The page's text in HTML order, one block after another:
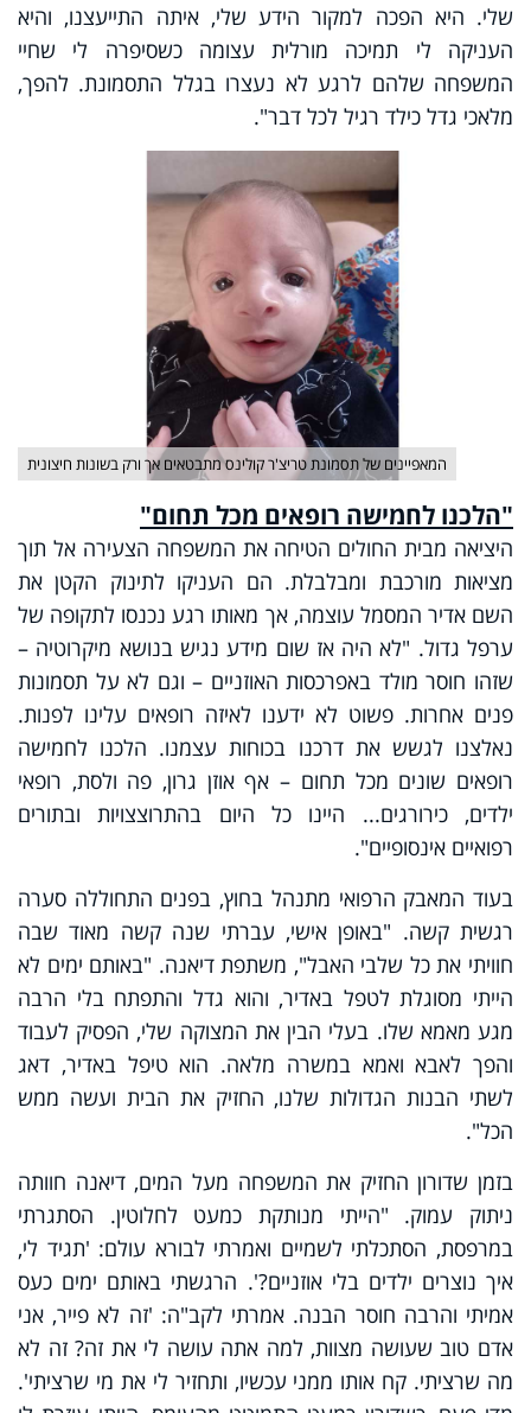
שלי. היא הפכה למקור הידע שלי, איתה התייעצנו, והיא
העניקה לי תמיכה מורלית עצומה כשסיפרה לי שחיי
המשפחה שלהם לרגע לא נעצרו בגלל התסמונת. להפך,
מלאכי גדל כילד רגיל לכל דבר".
המאפיינים של תסמונת טריצ'ר קולינס מתבטאים אך ורק בשונות חיצונית
"הלכנו לחמישה רופאים מכל תחום"
היציאה מבית החולים הטיחה את המשפחה הצעירה אל תוך
מציאות מורכבת ומבלבלת. הם העניקו לתינוק הקטן את
השם אדיר המסמל עוצמה, אך מאותו רגע נכנסו לתקופה של
ערפל גדול. "לא היה אז שום מידע נגיש בנושא מיקרוטיה –
שזהו חוסר מולד באפרכסות האוזניים – וגם לא על תסמונות
פנים אחרות. פשוט לא ידענו לאיזה רופאים עלינו לפנות.
נאלצנו לגשש את דרכנו בכוחות עצמנו. הלכנו לחמישה
רופאים שונים מכל תחום – אף אוזן גרון, פה ולסת, רופאי
ילדים, כירורגים... היינו כל היום בהתרוצצויות ובתורים
רפואיים אינסופיים".
בעוד המאבק הרפואי מתנהל בחוץ, בפנים התחוללה סערה
רגשית קשה. "באופן אישי, עברתי שנה קשה מאוד שבה
חוויתי את כל שלבי האבל", משתפת דיאנה. "באותם ימים לא
הייתי מסוגלת לטפל באדיר, והוא גדל והתפתח בלי הרבה
מגע מאמא שלו. בעלי הבין את המצוקה שלי, הפסיק לעבוד
והפך לאבא ואמא במשרה מלאה. הוא טיפל באדיר, דאג
לשתי הבנות הגדולות שלנו, החזיק את הבית ועשה ממש
הכל".
בזמן שדורון החזיק את המשפחה מעל המים, דיאנה חוותה
ניתוק עמוק. "הייתי מנותקת כמעט לחלוטין. הסתגרתי
במרפסת, הסתכלתי לשמיים ואמרתי לבורא עולם: 'תגיד לי,
איך נוצרים ילדים בלי אוזניים?'. הרגשתי באותם ימים כעס
אמיתי והרבה חוסר הבנה. אמרתי לקב"ה: 'זה לא פייר, אני
אדם טוב שעושה מצוות, למה אתה עושה לי את זה? זה לא
מה שרציתי. קח אותו ממני עכשיו, ותחזיר לי את מי שרציתי'.